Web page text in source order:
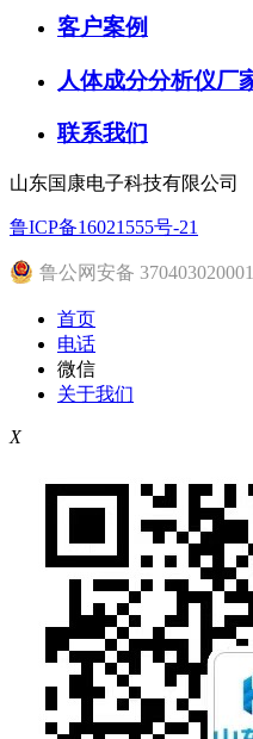
客户案例
人体成分分析仪厂
联系我们
山东国康电子科技有限公司
鲁ICP备16021555号-21
鲁公网安备
首页
电话
微信
关于我们
X